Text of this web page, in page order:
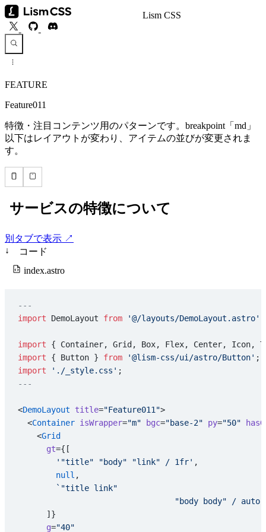
Lism CSS
FEATURE
Feature011
特徴・注目コンテンツ用のパターンです。breakpoint「md」
以下はレイアウトが変わり、アイテムの並びが変更されま
す。
別タブで表示 ↗
↓
コード
index.astro
---
import DemoLayout from '@/layouts/DemoLayout.astro'
import { Container, Grid, Box, Flex, Center,
import { Button } from '@lism-css/ui/astro/Button' ;
import './_style.css' ;
---
<DemoLayout title="Feature011">
  <
Container isWrapper="m" bgc="base-2" py="50"
    <
Grid
      gt
={[
        '"title" "body" "link" / 1fr'
,
        null
,
        `"title link"
"body body" / auto
      ]}
      g
="40"